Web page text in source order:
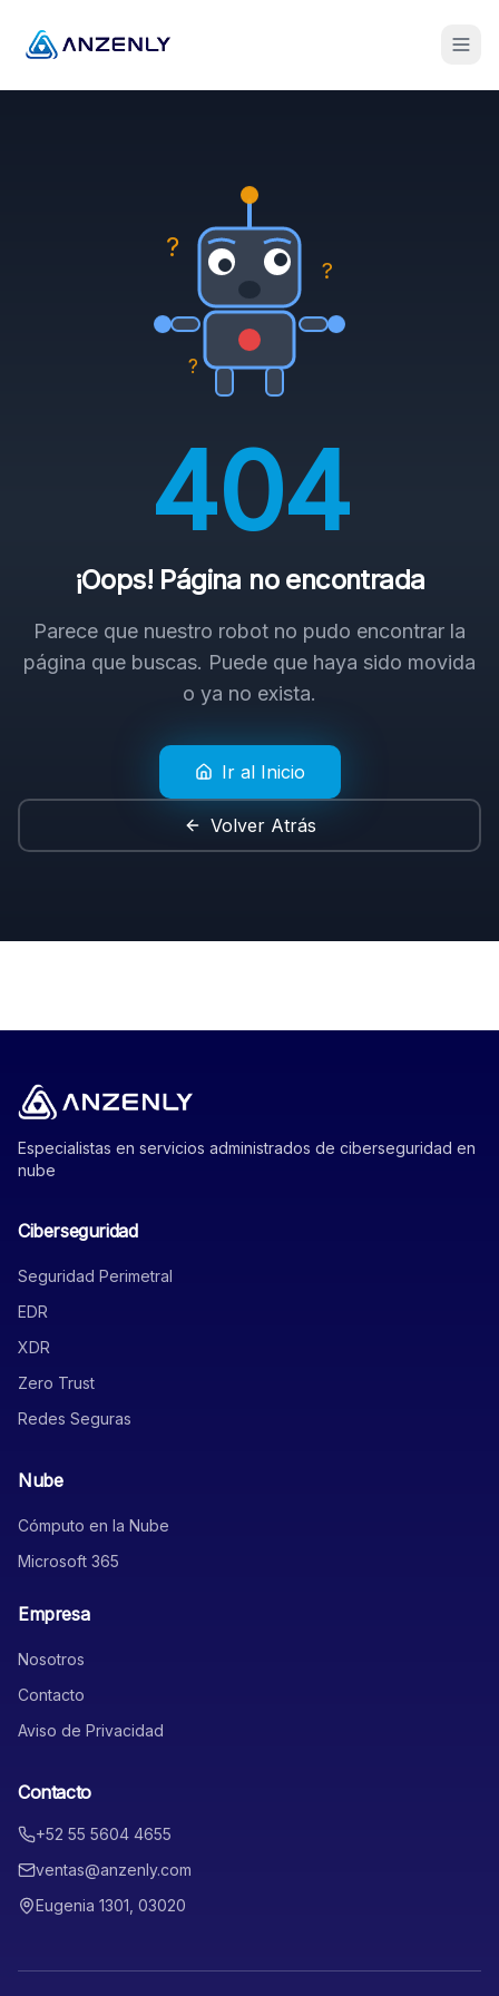
?
?
?
404
¡Oops! Página no encontrada
Parece que nuestro robot no pudo encontrar la
página que buscas. Puede que haya sido movida
o ya no exista.
Ir al Inicio
Volver Atrás
Especialistas en servicios administrados de ciberseguridad en
nube
Ciberseguridad
Seguridad Perimetral
EDR
XDR
Zero Trust
Redes Seguras
Nube
Cómputo en la Nube
Microsoft 365
Empresa
Nosotros
Contacto
Aviso de Privacidad
Contacto
+52 55 5604 4655
ventas@anzenly.com
Eugenia 1301, 03020